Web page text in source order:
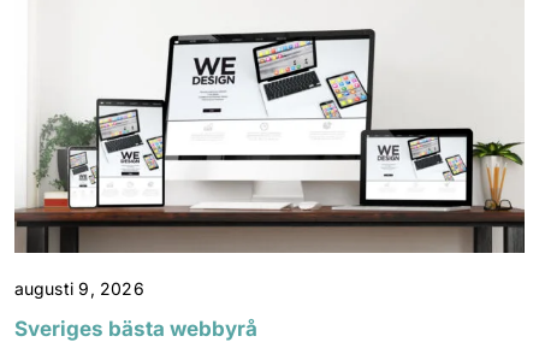
augusti 9, 2026
Sveriges bästa webbyrå